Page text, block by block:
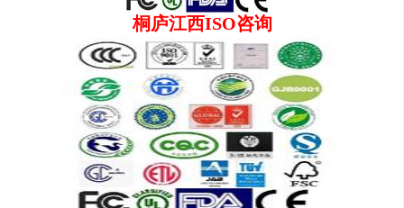
桐庐江西ISO咨询